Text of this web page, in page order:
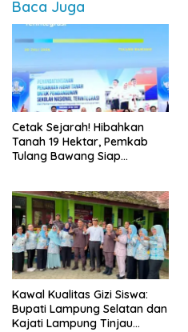
Baca Juga
Cetak Sejarah! Hibahkan
Tanah 19 Hektar, Pemkab
Tulang Bawang Siap
Lampung
Kawal Kualitas Gizi Siswa:
Bupati Lampung Selatan dan
Kajati Lampung Tinjau